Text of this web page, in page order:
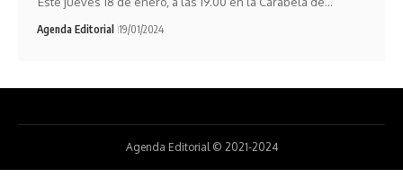
Agenda Editorial 19/01/2024
Agenda Editorial © 2021-2024